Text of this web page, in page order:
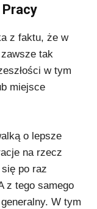
z faktu, że w
tak
w tym
miejsce
o lepsze
na rzecz
po raz
z tego samego
W tym